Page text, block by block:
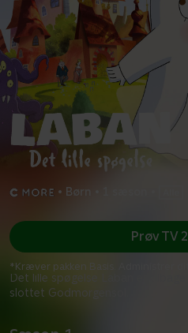
• Børn
Det lille spøgelse Laban er tilbage
slottet Godmorgensol.
Prøv TV
*Kræver pakken Basis. Administrer